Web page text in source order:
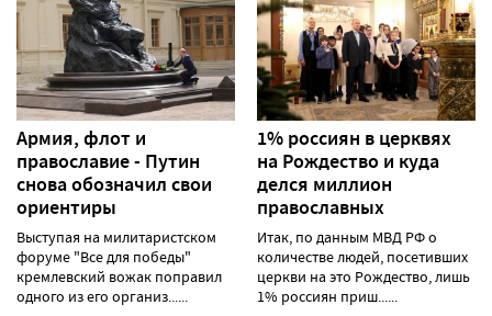
Армия, флот и
православие - Путин
снова обозначил свои
ориентиры
Выступая на милитаристском
форуме "Все для победы"
кремлевский вожак поправил
одного из его организ......
1% россиян в церквях
на Рождество и куда
делся миллион
православных
Итак, по данным МВД РФ о
количестве людей, посетивших
церкви на это Рождество, лишь
1% россиян приш......